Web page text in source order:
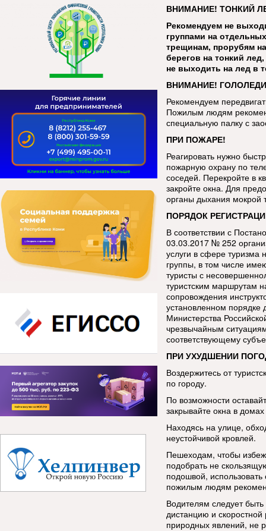
ВНИМАНИЕ! ТОНКИЙ
Рекомендуем не
группами на
трещинам, прорубям
берегов на тонкий
не выходить на лед в
ВНИМАНИЕ!
Рекомендуем
Пожилым людям
специальную палку с
ПРИ ПОЖАРЕ!
Реагировать нужно
пожарную охрану по
соседей. Перекройте в
закройте окна. Для
органы дыхания мокрой
ПОРЯДОК
В соответствии с
03.03.2017 № 252
услуги в сфере туризма
группы, в том числе
туристы с
туристским маршрутам
сопровождения
установленном
Министерства
чрезвычайным
соответствующему
ПРИ УХУДШЕНИИ
Воздержитесь от
по городу.
По возможности
закрывайте окна в
Находясь на улице,
неустойчивой кровлей.
Пешеходам, чтобы
подобрать не
подошвой,
пожилым людям
Водителям следует
дистанцию и
природных явлений, не